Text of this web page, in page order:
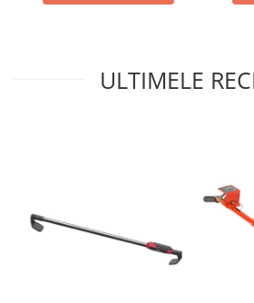
Chei cu clichet
Compresoare
ULTIMELE